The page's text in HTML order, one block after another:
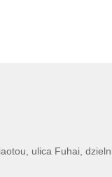
ulica Fuhai,